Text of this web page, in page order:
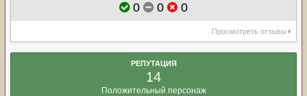
0 0 0
Просмотреть отзывы
РЕПУТАЦИЯ
14
Положительный персонаж